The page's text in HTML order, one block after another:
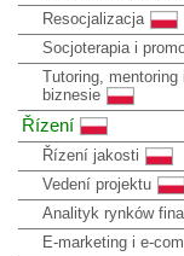
Resocjalizacja
Socjoterapia i
Tutoring, mentoring
biznesie
Řízení
Řízení jakosti
Vedení projektu
Analityk rynków
E-marketing i e-